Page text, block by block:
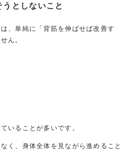
としないこと
、単純に「背筋を伸ばせば改善す
ん。
いることが多いです。
く、身体全体を見ながら進めること